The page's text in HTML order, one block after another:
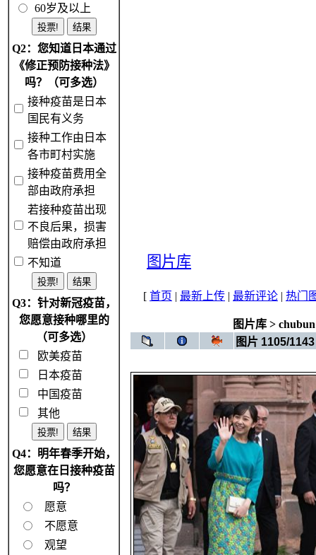
60岁及以上
Q2：您知道日本通过
《修正预防接种法》
吗？（可多选）
接种疫苗是日本
国民有义务
接种工作由日本
各市町村实施
接种疫苗费用全
部由政府承担
若接种疫苗出现
不良后果，损害
赔偿由政府承担
不知道
Q3：针对新冠疫苗，
您愿意接种哪里的
（可多选）
欧美疫苗
日本疫苗
中国疫苗
其他
Q4：明年春季开始，
您愿意在日接种疫苗
吗？
愿意
不愿意
观望
图片库
[ 首页 | 最新上传 | 最新评论 | 热门
图片库> chubun
图片 1105/1143